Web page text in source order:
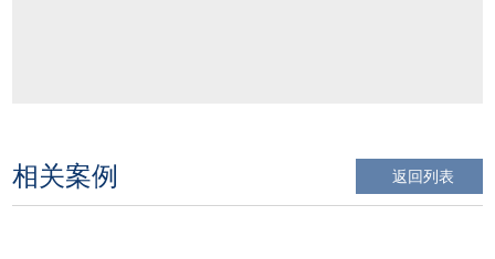
四川省水利厅
相关案例 返回列表